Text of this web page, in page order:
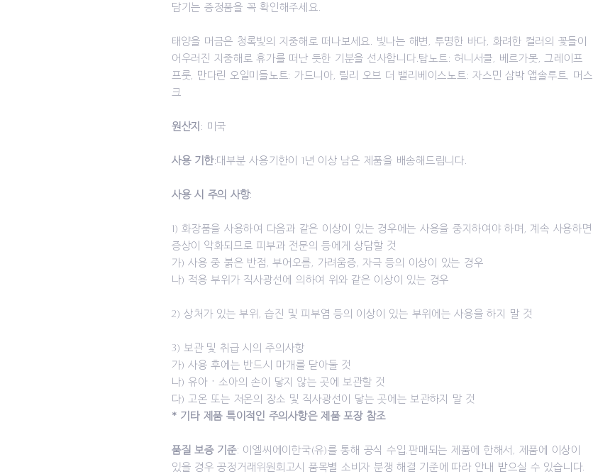
담기는 증정품을 꼭 확인해주세요.
태양을 머금은 청록빛의 지중해로 떠나보세요. 빛나는 해변, 투명한 바다, 화려한 컬러의 꽃들이
어우러진 지중해로 휴가를 떠난 듯한 기분을 선사합니다.탑노트: 허니서클, 베르가못, 그레이프
프룻, 만다린 오일미들노트: 가드니아, 릴리 오브 더 밸리베이스노트: 자스민 삼박 앱솔루트, 머스
크
원산지 : 미국
사용 기한:대부분 사용기한이 1년 이상 남은 제품을 배송해드립니다.
사용 시 주의 사항:
1) 화장품을 사용하여 다음과 같은 이상이 있는 경우에는 사용을 중지하여야 하며, 계속 사용하면
증상이 악화되므로 피부과 전문의 등에게 상담할 것
가) 사용 중 붉은 반점, 부어오름, 가려움증, 자극 등의 이상이 있는 경우
나) 적용 부위가 직사광선에 의하여 위와 같은 이상이 있는 경우
2) 상처가 있는 부위, 습진 및 피부염 등의 이상이 있는 부위에는 사용을 하지 말 것
3) 보관 및 취급 시의 주의사항
가) 사용 후에는 반드시 마개를 닫아둘 것
나) 유아ㆍ소아의 손이 닿지 않는 곳에 보관할 것
다) 고온 또는 저온의 장소 및 직사광선이 닿는 곳에는 보관하지 말 것
* 기타 제품 특이적인 주의사항은 제품 포장 참조
품질 보증 기준: 이엘씨에이한국(유)를 통해 공식 수입.판매되는 제품에 한해서, 제품에 이상이
있을 경우 공정거래위원회고시 품목별 소비자 분쟁 해결 기준에 따라 안내 받으실 수 있습니다.